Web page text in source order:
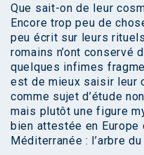
Que sait-on de leur
Encore trop peu de
peu écrit sur leurs
romains n’ont conservé
quelques infimes
est de mieux saisir leur
comme sujet d’étude
mais plutôt une figure
bien attestée en Europe
Méditerranée : l’arbre du